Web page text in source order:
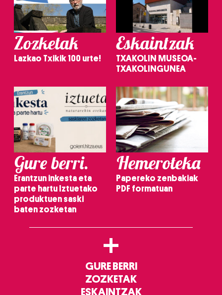
Zozketak
Lazkao Txikik 100 urte!
Eskaintzak
TXAKOLIN MUSEOA-
TXAKOLINGUNEA
Gure berri.
Erantzun inkesta eta
parte hartu Iztuetako
produktuen saski
baten zozketan
Hemeroteka
Papereko zenbakiak
PDF formatuan
+
GURE BERRI
ZOZKETAK
ESKAINTZAK